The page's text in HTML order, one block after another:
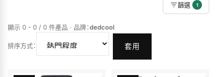
篩選 1
顯示 0 - 0 / 0 件產品 · 品牌：dedcool
排序方式： 套用